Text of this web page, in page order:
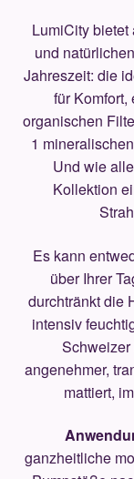
LumiCity
und
Jahreszeit: die
für
organischen
1
Und wie
Kollektion
Es kann
über Ihrer
durchtränkt die
intensiv
Schweizer
angenehmer,
mattiert,
ganzheitliche